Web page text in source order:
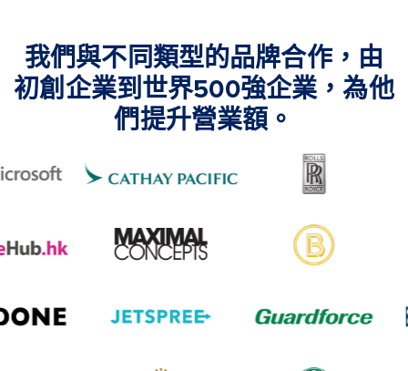
我們與不同類型的品牌合作，由
初創企業到世界500強企業，為他
們提升營業額。